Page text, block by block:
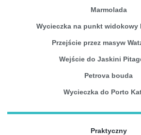
Marmolada
Wycieczka na punkt widokowy
Przejście przez masyw
Wejście do Jaskini
Petrova bouda
Wycieczka do Porto
Praktyczny